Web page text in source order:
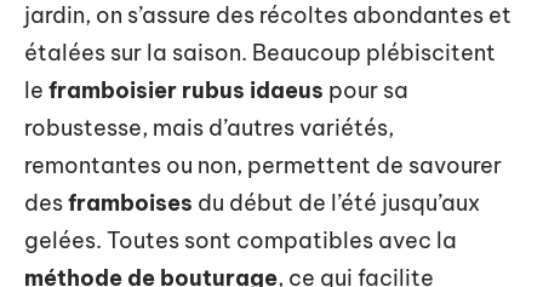
jardin, on s’assure des récoltes abondantes et
étalées sur la saison. Beaucoup plébiscitent
le framboisier rubus idaeus pour sa
robustesse, mais d’autres variétés,
remontantes ou non, permettent de savourer
desframboises du début de l’été jusqu’aux
gelées. Toutes sont compatibles avec la
méthode de bouturage, ce qui facilite